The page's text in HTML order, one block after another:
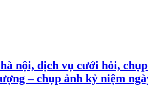
nội, dịch vụ cưới hỏi,
– chụp ảnh kỷ niệm